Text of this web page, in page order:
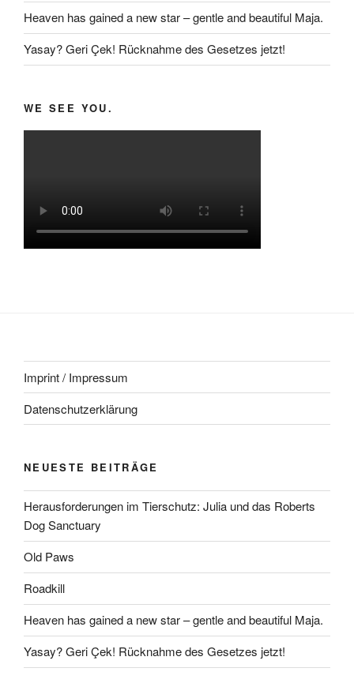
Heaven has gained a new star – gentle and beautiful Maja.
Yasay? Geri Çek! Rücknahme des Gesetzes jetzt!
WE SEE YOU.
Imprint / Impressum
Datenschutzerklärung
NEUESTE BEITRÄGE
Herausforderungen im Tierschutz: Julia und das Roberts
Dog Sanctuary
Old Paws
Roadkill
Heaven has gained a new star – gentle and beautiful Maja.
Yasay? Geri Çek! Rücknahme des Gesetzes jetzt!